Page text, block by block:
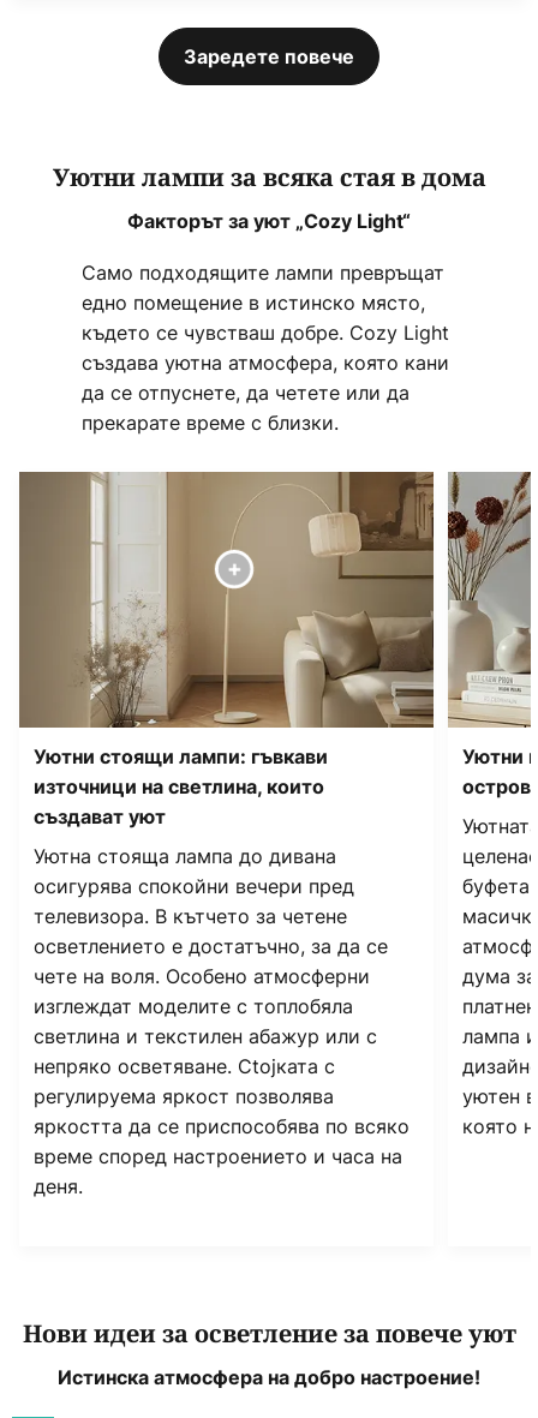
Заредете повече
Уютни лампи за всяка стая в дома
Факторът за уют „Cozy Light“
Само подходящите лампи превръщат
едно помещение в истинско място,
където се чувстваш добре. Cozy Light
създава уютна атмосфера, която кани
да се отпуснете, да четете или да
прекарате време с близки.
Уютни стоящи лампи: гъвкави
източници на светлина, които
създават уют
Уютна стояща лампа до дивана
осигурява спокойни вечери пред
телевизора. В кътчето за четене
осветлението е достатъчно, за да се
чете на воля. Особено атмосферни
изглеждат моделите с топлобяла
светлина и текстилен абажур или с
непряко осветяване. Сtojката с
регулируема яркост позволява
яркостта да се приспособява по всяко
време според настроението и часа на
деня.
Уютни
дума
лампа
уютен
която
Нови идеи за осветление за повече уют
Истинска атмосфера на добро настроение!